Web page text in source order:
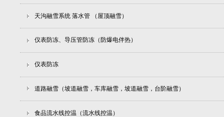
天沟融雪系统 落水管 （屋顶融雪）
仪表防冻、导压管防冻（防爆电伴热）
仪表防冻
道路融雪（坡道融雪，车库融雪，坡道融雪，台阶融雪）
食品流水线控温（流水线控温）